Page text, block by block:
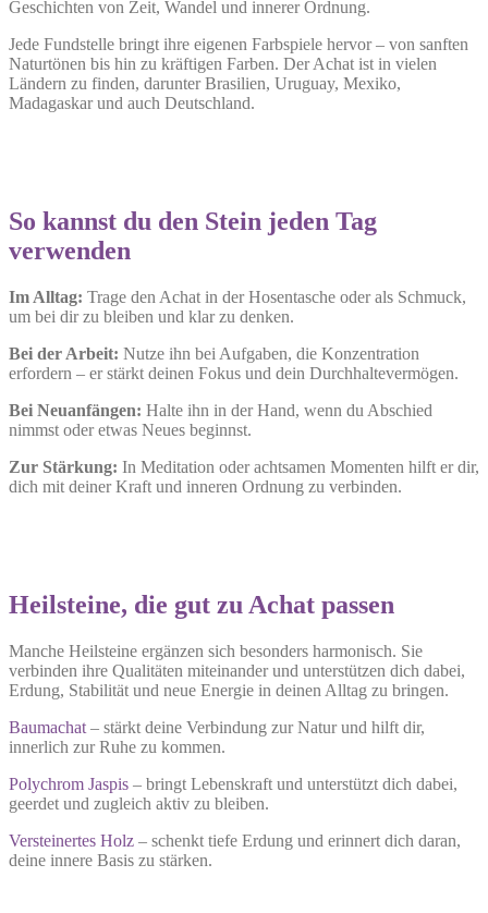
Geschichten von Zeit, Wandel und innerer Ordnung.
Jede Fundstelle bringt ihre eigenen Farbspiele hervor – von sanften
Naturtönen bis hin zu kräftigen Farben. Der Achat ist in vielen
Ländern zu finden, darunter Brasilien, Uruguay, Mexiko,
Madagaskar und auch Deutschland.
So kannst du den Stein jeden Tag
verwenden
Im Alltag: Trage den Achat in der Hosentasche oder als Schmuck,
um bei dir zu bleiben und klar zu denken.
Bei der Arbeit: Nutze ihn bei Aufgaben, die Konzentration
erfordern – er stärkt deinen Fokus und dein Durchhaltevermögen.
Bei Neuanfängen: Halte ihn in der Hand, wenn du Abschied
nimmst oder etwas Neues beginnst.
Zur Stärkung: In Meditation oder achtsamen Momenten hilft er dir,
dich mit deiner Kraft und inneren Ordnung zu verbinden.
Heilsteine, die gut zu Achat passen
Manche Heilsteine ergänzen sich besonders harmonisch. Sie
verbinden ihre Qualitäten miteinander und unterstützen dich dabei,
Erdung, Stabilität und neue Energie in deinen Alltag zu bringen.
Baumachat – stärkt deine Verbindung zur Natur und hilft dir,
innerlich zur Ruhe zu kommen.
Polychrom Jaspis – bringt Lebenskraft und unterstützt dich dabei,
geerdet und zugleich aktiv zu bleiben.
Versteinertes Holz – schenkt tiefe Erdung und erinnert dich daran,
deine innere Basis zu stärken.